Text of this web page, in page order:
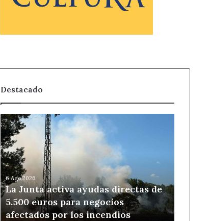
Destacado
La
Junta
activa
ayudas
directas
de
5.500
euros
para
negocios
6 Ago 2026
La Junta activa ayudas directas de
5.500 euros para negocios
afectados por los incendios